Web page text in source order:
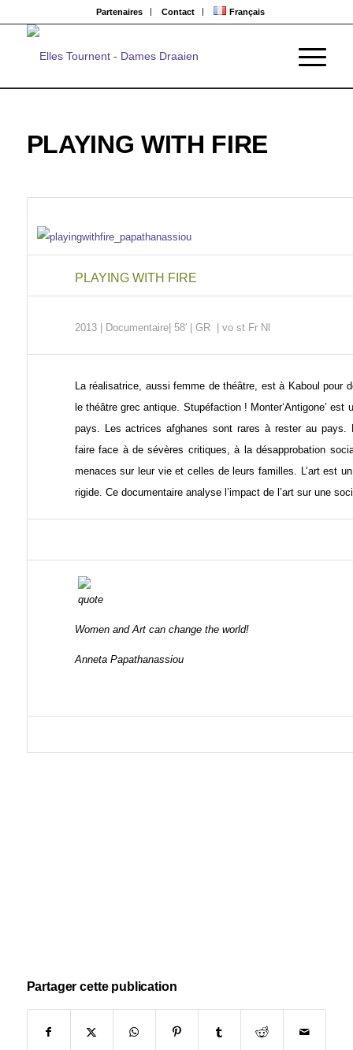
Partenaires Contact Français
PLAYING WITH FIRE
PLAYING WITH FIRE
2013 | Documentaire| 58′ | GR| vo st Fr Nl
La réalisatrice, aussi femme de théâtre, est à Kaboul pour
le théâtre grec antique. Stupéfaction ! Monter‘Antigone’ est
pays. Les actrices afghanes sont rares à rester au pays.
faire face à de sévères critiques, à la désapprobation
menaces sur leur vie et celles de leurs familles. L’art est
rigide. Ce documentaire analyse l’impact de l’art sur une
Women and Art can change the world!
Anneta Papathanassiou
Partager cette publication